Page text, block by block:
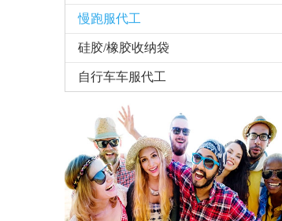
慢跑服代工
硅胶/橡胶收纳袋
自行车车服代工